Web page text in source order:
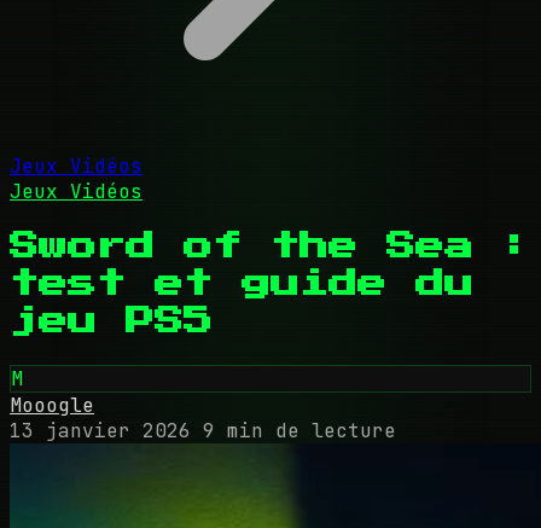
Jeux Vidéos
Jeux Vidéos
Sword of the Sea :
test et guide du
jeu PS5
M
Mooogle
13 janvier 2026 9 min de lecture